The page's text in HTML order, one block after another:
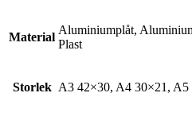
Material
Aluminiumplåt,
Plast
Storlek A3 42×30, A4 30×21,